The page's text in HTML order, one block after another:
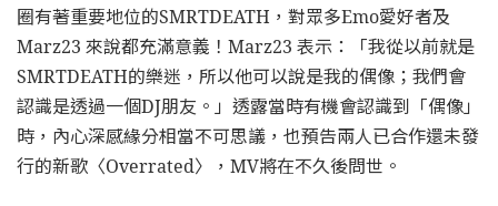
圈有著重要地位的SMRTDEATH，對眾多Emo愛好者及
Marz23 來說都充滿意義！Marz23 表示：「我從以前就是
SMRTDEATH的樂迷，所以他可以說是我的偶像；我們會
認識是透過一個DJ朋友。」透露當時有機會認識到「偶像」
時，內心深感緣分相當不可思議，也預告兩人已合作還未發
行的新歌〈Overrated〉，MV將在不久後問世。